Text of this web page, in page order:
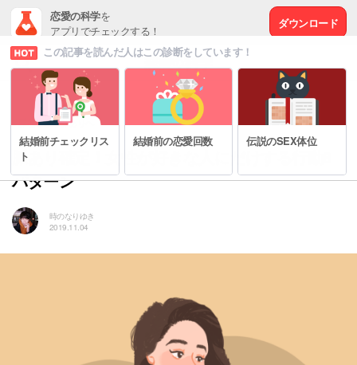
恋愛の科学を
アプリでチェックする！
ダウンロード
# 脈なしから脈ありへ
脈あり確定！女性が好きな人にだけする行動8
パターン
時のなりゆき
2019.11.04
この記事を読んだ人はこの診断をしています！
結婚前チェックリス
ト
結婚前の恋愛回数 伝説のSEX体位